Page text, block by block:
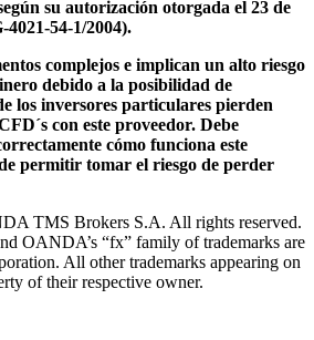
su autorización otorgada el 23 de
54-1/2004).
complejos e implican un alto riesgo
debido a la posibilidad de
los inversores particulares pierden
con este proveedor. Debe
cómo funciona este
permitir tomar el riesgo de perder
TMS Brokers S.A. All rights reserved.
OANDA’s “fx” family of trademarks are
All other trademarks appearing on
of their respective owner.